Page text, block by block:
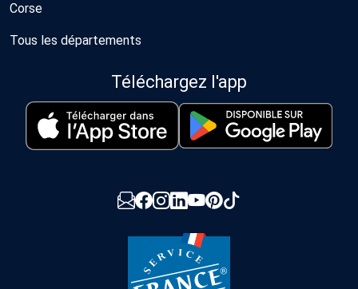
Corse
Tous les départements
Téléchargez l'app